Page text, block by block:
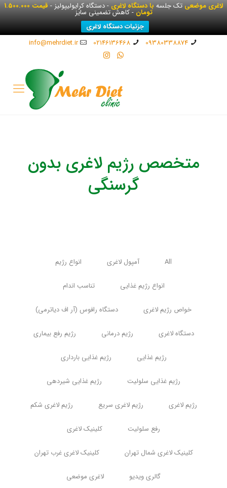
لاغری موضعیتک جلسهبا دستگاه لاغری- دستگاه کرایولیپولیز - قیمت 1.500.000
تومان- کاهش تضمینی سایز
جزئیات دستگاه لاغری
09380338874
02146136468
info@mehrdiet.ir
متخصص رژیم لاغری بدون
گرسنگی
All آمپول لاغری انواع رژیم
انواع رژیم غذایی تناسب اندام
خواص رژیم لاغری دستگاه رافوس (آر اف دیاترمی)
دستگاه لاغری رژیم درمانی رژیم رفع بیماری
رژیم غذایی رژیم غذایی بارداری
رژیم غذایی سلولیت رژیم غذایی شیردهی
رژیم لاغری رژیم لاغری سریع رژیم لاغری شکم
رفع سلولیت کلینیک لاغری
کلینیک لاغری شمال تهران کلینیک لاغری غرب تهران
گالری ویدیو لاغری موضعی